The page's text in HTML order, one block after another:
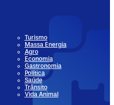
Turismo
Massa Energia
Agro
Economia
Gastronomia
Política
Saúde
Trânsito
Vida Animal